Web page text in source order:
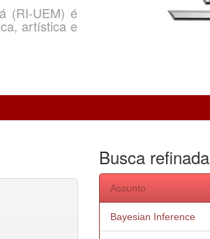
(RI-UEM) é
artística e
Busca refinada
Assunto
Bayesian Inference